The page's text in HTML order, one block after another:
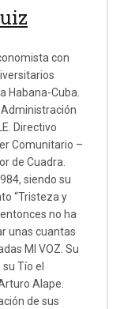
con
Habana-Cuba.
Directivo
Comunitario –
de Cuadra.
siendo su
“Tristeza y
no ha
unas cuantas
MI VOZ. Su
Tío el
Alape.
de sus